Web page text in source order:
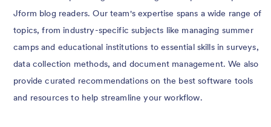
Jform blog readers. Our team's expertise spans a wide range of
topics, from industry-specific subjects like managing summer
camps and educational institutions to essential skills in surveys,
data collection methods, and document management. We also
provide curated recommendations on the best software tools
and resources to help streamline your workflow.